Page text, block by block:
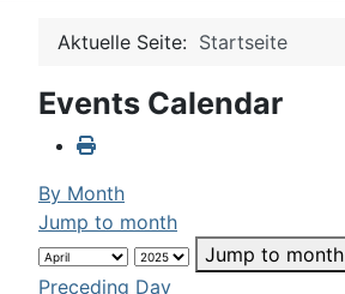
Aktuelle Seite: Startseite
Events Calendar
By Month
Jump to month
Jump to month
Preceding Day